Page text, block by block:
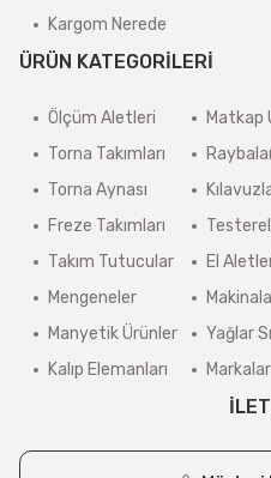
Kargom Nerede
ÜRÜN KATEGORİLERİ
Ölçüm Aletleri
Torna Takımları
Torna Aynası
Freze Takımları
Takım Tutucular
Mengeneler
Manyetik Ürünler
Kalıp Elemanları
Matkap
El
Yağlar
Markalar